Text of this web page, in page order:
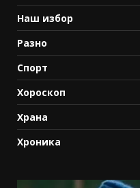
Наш избор
Разно
Спорт
Хороскоп
Храна
Хроника